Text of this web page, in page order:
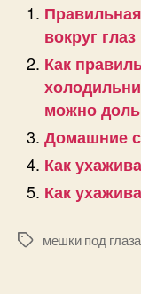
вокруг глаз
Как
можно
Домашние
Как
Как
Позначкимешки под